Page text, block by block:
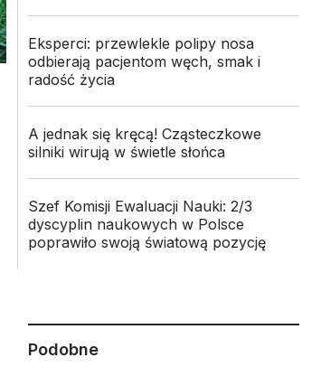
Eksperci: przewlekle polipy nosa
odbierają pacjentom węch, smak i
radość życia
A jednak się kręcą! Cząsteczkowe
silniki wirują w świetle słońca
Szef Komisji Ewaluacji Nauki: 2/3
dyscyplin naukowych w Polsce
poprawiło swoją światową pozycję
Podobne